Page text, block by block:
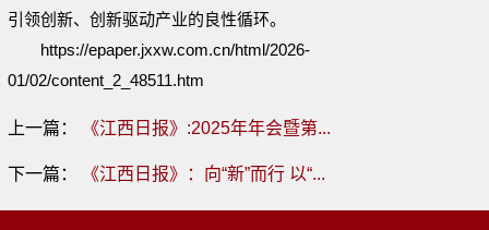
引领创新、创新驱动产业的良性循环。
https://epaper.jxxw.com.cn/html/2026-
01/02/content_2_48511.htm
上一篇： 《江西日报》:2025年年会暨第...
下一篇： 《江西日报》：向“新”而行 以“...